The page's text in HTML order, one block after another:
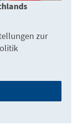
zur